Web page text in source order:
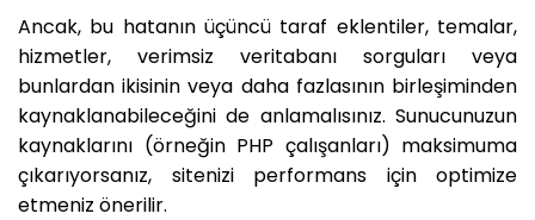
Ancak, bu hatanın üçüncü taraf eklentiler, temalar,
hizmetler, verimsiz veritabanı sorguları veya
bunlardan ikisinin veya daha fazlasının birleşiminden
kaynaklanabileceğini de anlamalısınız. Sunucunuzun
kaynaklarını (örneğin PHP çalışanları) maksimuma
çıkarıyorsanız, sitenizi performans için optimize
etmeniz önerilir.